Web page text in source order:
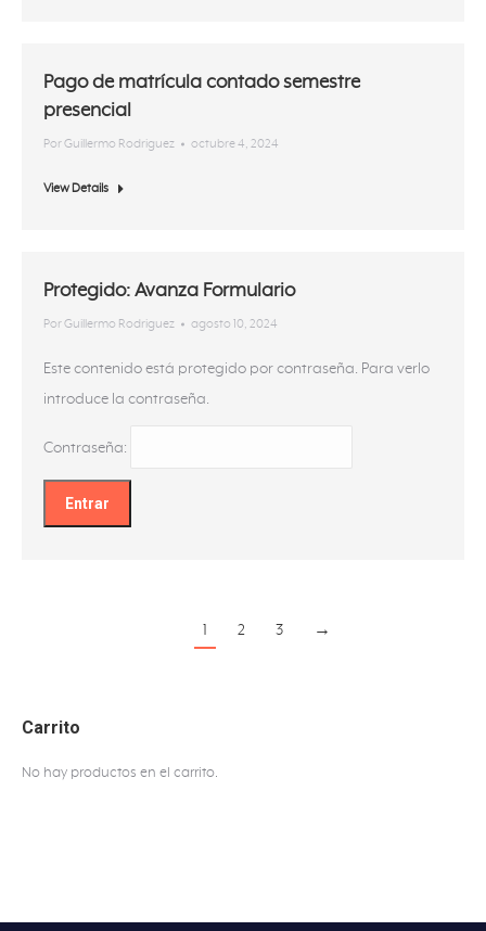
Pago de matrícula contado semestre
presencial
PorGuillermo Rodriguez octubre 4, 2024
View Details
Protegido: Avanza Formulario
PorGuillermo Rodriguez agosto 10, 2024
Este contenido está protegido por contraseña. Para verlo
introduce la contraseña.
Contraseña:
1 2 3 →
Carrito
No hay productos en el carrito.